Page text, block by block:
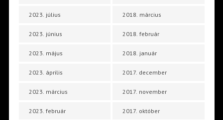
2023. július
2023. június
2023. május
2023. április
2023. március
2023. február
2018. március
2018. február
2018. január
2017. december
2017. november
2017. október